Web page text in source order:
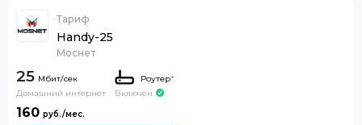
Тариф
Handy-25
Моснет
25
Домашний интернет
Роутер*
Включен
160